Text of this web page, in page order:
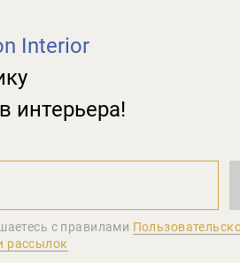
Interior
интерьера!
с правилами
рассылок